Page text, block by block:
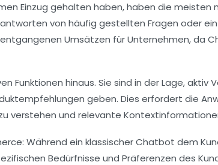
Einzug gehalten haben, haben die meisten
von häufig gestellten Fragen oder
Umsätzen für Unternehmen, da
hinaus. Sie sind in der Lage, aktiv
geben. Dies erfordert die
verstehen und relevante
Während ein klassischer Chatbot dem
Bedürfnisse und Präferenzen des